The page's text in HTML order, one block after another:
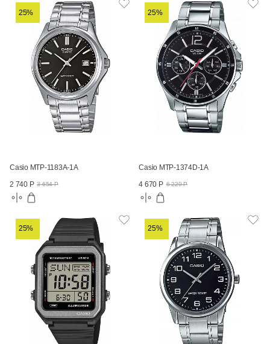
25%
Casio MTP-1183A-1A
2 740 Р 3 654 Р
25%
Casio MTP-1374D-1A
4 670 Р 6 229 Р
25% 25%